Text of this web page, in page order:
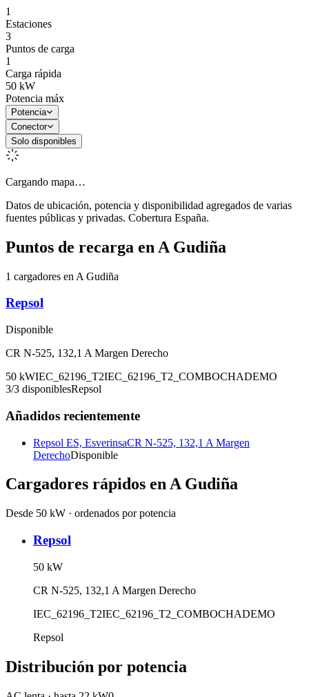
1
Estaciones
3
Puntos de carga
1
Carga rápida
50 kW
Potencia máx
Potencia
Conector
Solo disponibles
Cargando mapa…
Datos de ubicación, potencia y disponibilidad agregados de varias
fuentes públicas y privadas. Cobertura España.
Puntos de recarga en A Gudiña
1 cargadores en A Gudiña
Repsol
Disponible
CR N-525, 132,1 A Margen Derecho
50 kWIEC_62196_T2IEC_62196_T2_COMBOCHADEMO
3/3 disponiblesRepsol
Añadidos recientemente
Repsol ES, EsverinsaCR N-525, 132,1 A Margen
DerechoDisponible
Cargadores rápidos enA Gudiña
Desde 50 kW · ordenados por potencia
Repsol
50 kW
CR N-525, 132,1 A Margen Derecho
IEC_62196_T2IEC_62196_T2_COMBOCHADEMO
Repsol
Distribución por potencia